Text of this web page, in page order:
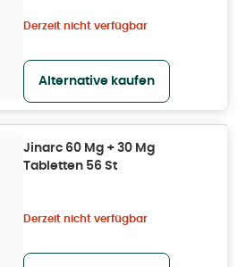
Derzeit nicht verfügbar
Alternative kaufen
Jinarc 60 Mg + 30 Mg
Tabletten 56 St
Derzeit nicht verfügbar